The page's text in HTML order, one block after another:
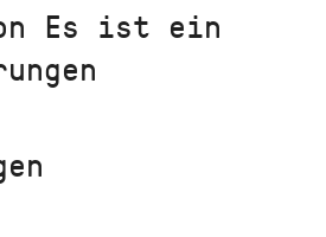
Es ist ein